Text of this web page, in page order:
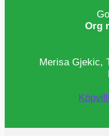
Org
Merisa Gjekic,